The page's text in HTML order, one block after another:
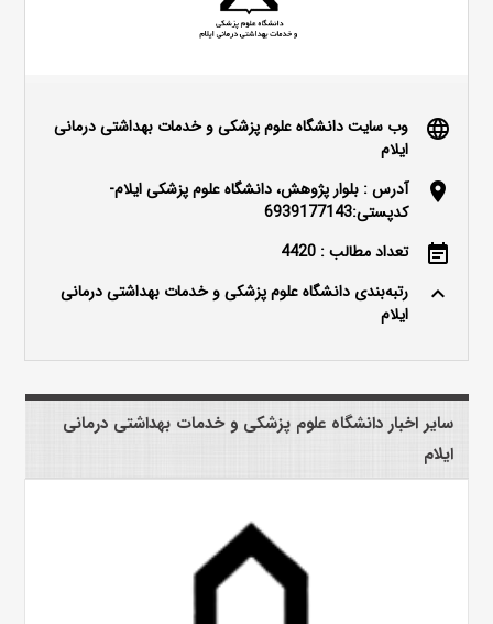
language
وب سایت دانشگاه علوم پزشکی و خدمات بهداشتی درمانی
ایلام
location_on
آدرس : بلوار پژوهش، دانشگاه علوم پزشکی ایلام-
کدپستی:6939177143
event_note تعداد مطالب : 4420
keyboard_arrow_up
رتبه‌بندی دانشگاه علوم پزشکی و خدمات بهداشتی درمانی
ایلام
سایر اخبار دانشگاه علوم پزشکی و خدمات بهداشتی درمانی
ایلام